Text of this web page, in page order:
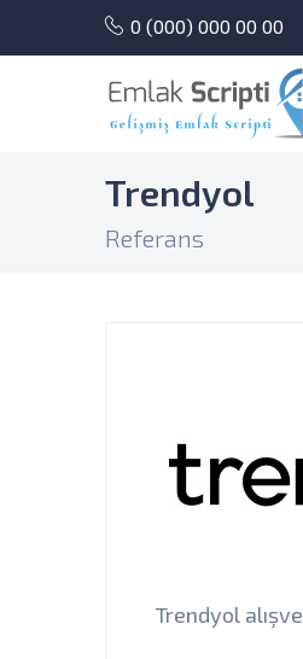
0 (000) 000 00 00
Trendyol
Referans
Trendyol